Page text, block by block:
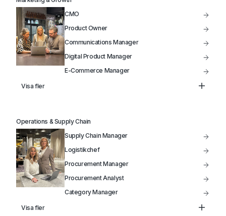
CMO
Product Owner
Communications Manager
Digital Product Manager
E-Commerce Manager
Säljchef
Produktutveckling
Visa fler
Operations & Supply Chain
Supply Chain Manager
Logistikchef
Procurement Manager
Procurement Analyst
Category Manager
Visa fler